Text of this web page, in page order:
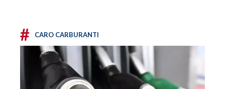
# CARO CARBURANTI